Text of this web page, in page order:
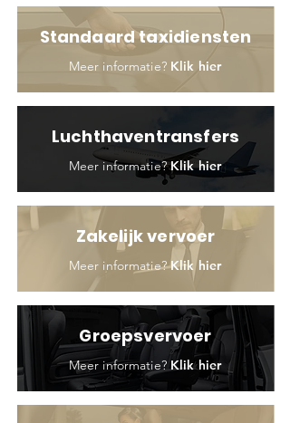
Standaard taxidiensten
Meer informatie? Klik hier
Luchthaventransfers
Meer informatie?Klik hier
Zakelijk vervoer
Meer informatie?Klik hier
Groepsvervoer
Meer informatie?Klik hier